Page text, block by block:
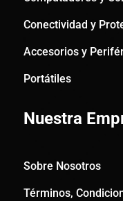
Conectividad y
Accesorios y
Portátiles
Nuestra
Sobre Nosotros
Términos,